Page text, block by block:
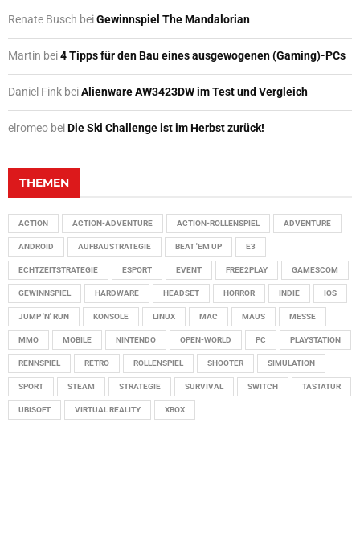
Renate Busch beiGewinnspiel The Mandalorian
Martin bei4 Tipps für den Bau eines ausgewogenen (Gaming)-PCs
Daniel Fink beiAlienware AW3423DW im Test und Vergleich
elromeo beiDie Ski Challenge ist im Herbst zurück!
THEMEN
ACTION ACTION-ADVENTURE ACTION-ROLLENSPIEL ADVENTURE
ANDROID AUFBAUSTRATEGIE BEAT 'EM UP E3
ECHTZEITSTRATEGIE ESPORT EVENT FREE2PLAY GAMESCOM
GEWINNSPIEL HARDWARE HEADSET HORROR INDIE IOS
JUMP 'N' RUN KONSOLE LINUX MAC MAUS MESSE
MMO MOBILE NINTENDO OPEN-WORLD PC PLAYSTATION
RENNSPIEL RETRO ROLLENSPIEL SHOOTER SIMULATION
SPORT STEAM STRATEGIE SURVIVAL SWITCH TASTATUR
UBISOFT VIRTUAL REALITY XBOX